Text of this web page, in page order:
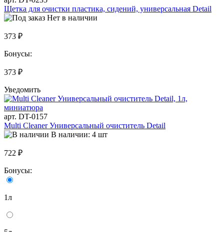
Щетка для очистки пластика, сидений, универсальная Detail
Нет в наличии
373 ₽
Бонусы:
373 ₽
Уведомить
арт. DT-0157
Multi Cleaner Универсальный очиститель Detail
В наличии: 4 шт
722 ₽
Бонусы:
1л